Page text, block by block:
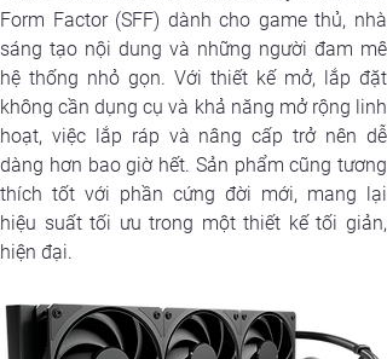
Form Factor (SFF) dành cho game thủ, nhà
sáng tạo nội dung và những người đam mê
hệ thống nhỏ gọn. Với thiết kế mở, lắp đặt
không cần dụng cụ và khả năng mở rộng linh
hoạt, việc lắp ráp và nâng cấp trở nên dễ
dàng hơn bao giờ hết. Sản phẩm cũng tương
thích tốt với phần cứng đời mới, mang lại
hiệu suất tối ưu trong một thiết kế tối giản,
hiện đại.